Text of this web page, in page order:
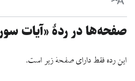
زبان
صفحه‌ها در ردهٔ «آیات
این رده فقط دارای صفحهٔ زیر است.